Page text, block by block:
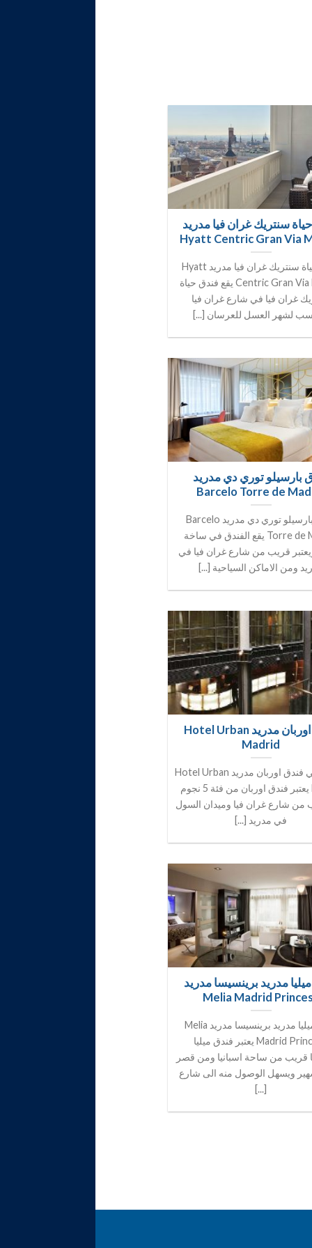
سنتريك غران فيا مدريد
Hyatt Centric Gran Via
فندق حياة سنتريك غران فيا مدريد Hyatt
Centric Gran Via Madrid يقع فندق حياة
غران فيا في شارع غران فيا
لشهر العسل للعرسان [...]
بارسيلو توري دي مدريد
Barcelo Torre de
فندق بارسيلو توري دي مدريد Barcelo
Torre de Madrid يقع الفندق في ساخة
ويعتبر قريب من شارع غران فيا في
ومن الاماكن السياحية [...]
فندق اوربان مدريد Hotel Urban
Madrid
الموقع في فندق اوربان مدريد Hotel Urban
Madrid يعتبر فندق اوربان من فئة 5 نجوم
من شارع غران فيا وميدان السول
في مدريد [...]
مدريد برينسيسا مدريد
Melia Madrid
فندق ميليا مدريد برينسيسا مدريد Melia
Madrid Princesa يعتبر فندق ميليا
قريب من ساحة اسبانيا ومن قصر
ويسهل الوصول منه الى شارع
[...]